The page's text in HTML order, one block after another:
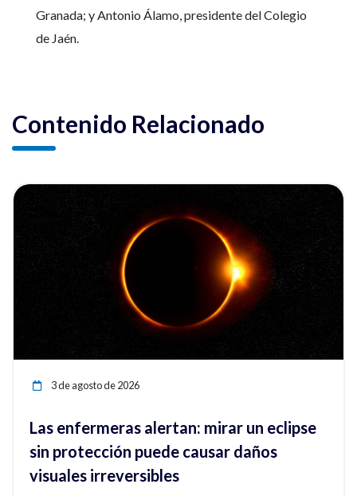
Granada; y Antonio Álamo, presidente del Colegio
de Jaén.
Contenido Relacionado
3 de agosto de 2026
Las enfermeras alertan: mirar un eclipse
sin protección puede causar daños
visuales irreversibles
Ver noticia